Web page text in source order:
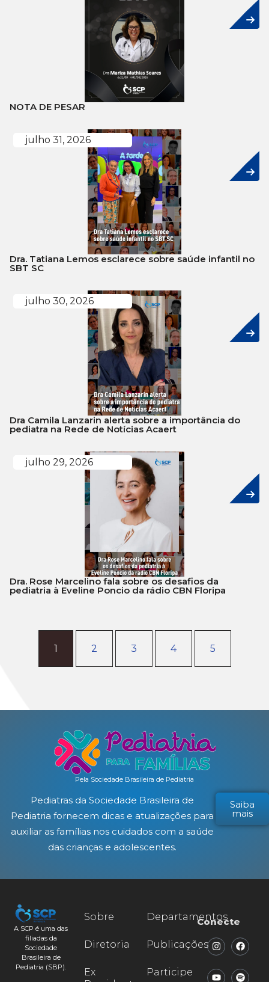
NOTA DE PESAR
julho 31, 2026
Dra. Tatiana Lemos esclarece sobre saúde infantil no
SBT SC
julho 30, 2026
Dra Camila Lanzarin alerta sobre a importância do
pediatra na Rede de Notícias Acaert
julho 29, 2026
Dra. Rose Marcelino fala sobre os desafios da
pediatria à Eveline Poncio da rádio CBN Floripa
1 2 3 4 5
Pela Sociedade Brasileira de Pediatria
Pediatras da Sociedade Brasileira de
Pediatria fornecem dicas e atualizações para
auxiliar as famílias nos cuidados com a saúde
das crianças e adolescentes.
Saiba
mais
A SCP é uma das
filiadas da
Sociedade
Brasileira de
Pediatria (SBP).
Sobre
Diretoria
Ex
Departamentos
Publicações
Participe
Conecte